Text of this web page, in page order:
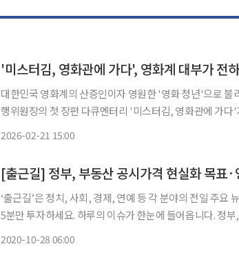
대한민국 영화계의 산증인이자 영원한 '영화 청년'으로 불
행위원장의 첫 장편 다큐멘터리 '미스터김, 영화관에 가다
2026-02-21 15:00
‘출근길’은 정치, 사회, 경제, 연예 등 각 분야의 전일 주요
5분만 투자하세요. 하루의 이슈가 한눈에 들어옵니다. 정부, 부동산 공시가격 현실화 목표 정
2020-10-28 06:00